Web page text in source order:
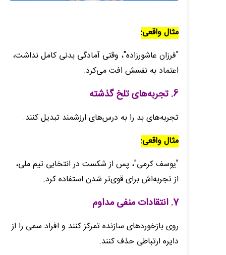
مثال واقعی:
"فرزان عاشورزاده"، وقتی آمادگی بدنی کامل نداشت،
اعتماد به نفسش افت می‌کرد.
6. تجربه‌های تلخ گذشته
تجربه‌های بد را به درس‌های ارزشمند تبدیل کنند.
مثال واقعی:
"یوسف کرمی"، پس از شکست در انتخابی تیم ملی،
از تجربه‌اش برای قوی‌تر شدن استفاده کرد.
7. انتقادات منفی مداوم
روی بازخوردهای سازنده تمرکز کنند و افراد سمی را از
دایره ارتباطی حذف کنند.